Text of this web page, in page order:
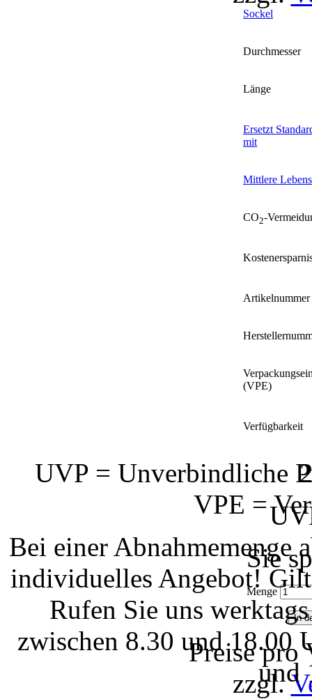
Sockel
Durchmesser
Länge
Ersetzt
mit
Mittlere
CO2-
Artikelnummer
(VPE)
Verfügbarkeit
Sie
Menge
Preise
zzgl.
UVP = Unverbindliche
VPE =
Bei einer Abnahmemenge
individuelles Angebot!
Rufen Sie uns
zwischen 8.30 und 18.00
und